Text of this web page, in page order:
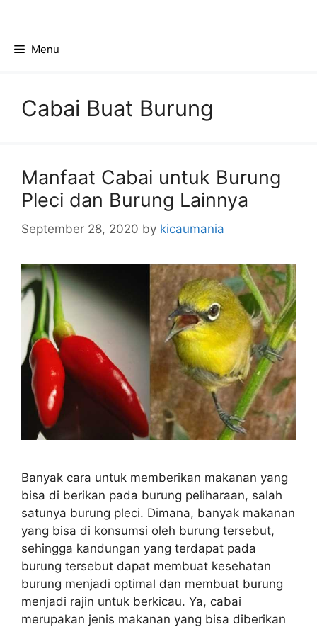
contentMenu
Cabai Buat Burung
Manfaat Cabai untuk Burung
Pleci dan Burung Lainnya
September 28, 2020 by kicaumania
Banyak cara untuk memberikan makanan yang
bisa di berikan pada burung peliharaan, salah
satunya burung pleci. Dimana, banyak makanan
yang bisa di konsumsi oleh burung tersebut,
sehingga kandungan yang terdapat pada
burung tersebut dapat membuat kesehatan
burung menjadi optimal dan membuat burung
menjadi rajin untuk berkicau. Ya, cabai
merupakan jenis makanan yang bisa diberikan